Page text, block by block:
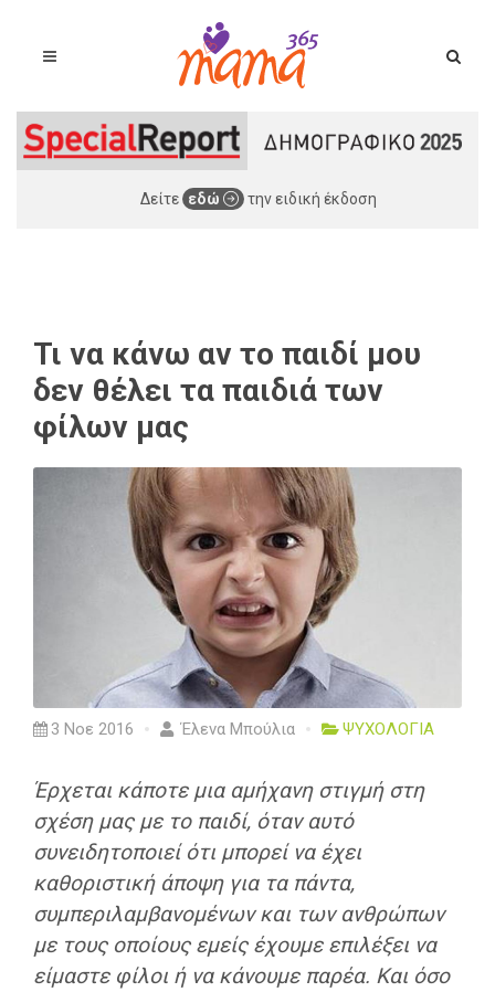
Δείτε εδώ την ειδική έκδοση
Τι να κάνω αν το παιδί μου
δεν θέλει τα παιδιά των
φίλων μας
3 Νοε 2016 Έλενα Μπούλια ΨΥΧΟΛΟΓΙΑ
Έρχεται κάποτε μια αμήχανη στιγμή στη
σχέση μας με το παιδί, όταν αυτό
συνειδητοποιεί ότι μπορεί να έχει
καθοριστική άποψη για τα πάντα,
συμπεριλαμβανομένων και των ανθρώπων
με τους οποίους εμείς έχουμε επιλέξει να
είμαστε φίλοι ή να κάνουμε παρέα. Και όσο